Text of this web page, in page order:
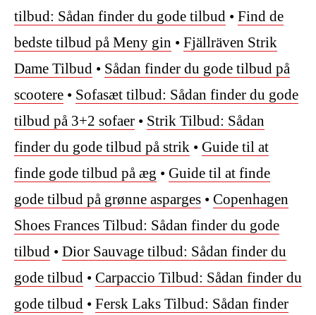
tilbud: Sådan finder du gode tilbud • Find de
bedste tilbud på Meny gin • Fjällräven Strik
Dame Tilbud • Sådan finder du gode tilbud på
scootere • Sofasæt tilbud: Sådan finder du gode
tilbud på 3+2 sofaer • Strik Tilbud: Sådan
finder du gode tilbud på strik • Guide til at
finde gode tilbud på æg • Guide til at finde
gode tilbud på grønne asparges • Copenhagen
Shoes Frances Tilbud: Sådan finder du gode
tilbud • Dior Sauvage tilbud: Sådan finder du
gode tilbud • Carpaccio Tilbud: Sådan finder du
gode tilbud • Fersk Laks Tilbud: Sådan finder